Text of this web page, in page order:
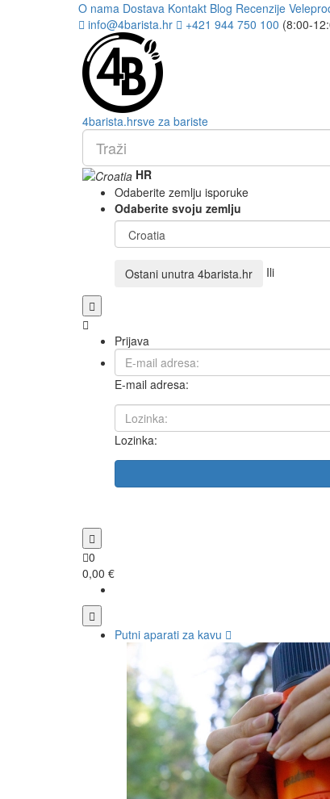
O nama Dostava Kontakt Blog Recenzije
info@4barista.hr
+421 944 750 100 (8:00-
4barista.hrsve za bariste
HR
Odaberite zemlju isporuke
Odaberite svoju zemlju
Ostani unutra 4barista.hr Ili
Prijava
E-mail adresa:
Lozinka:
0
0,00 €
Putni aparati za kavu